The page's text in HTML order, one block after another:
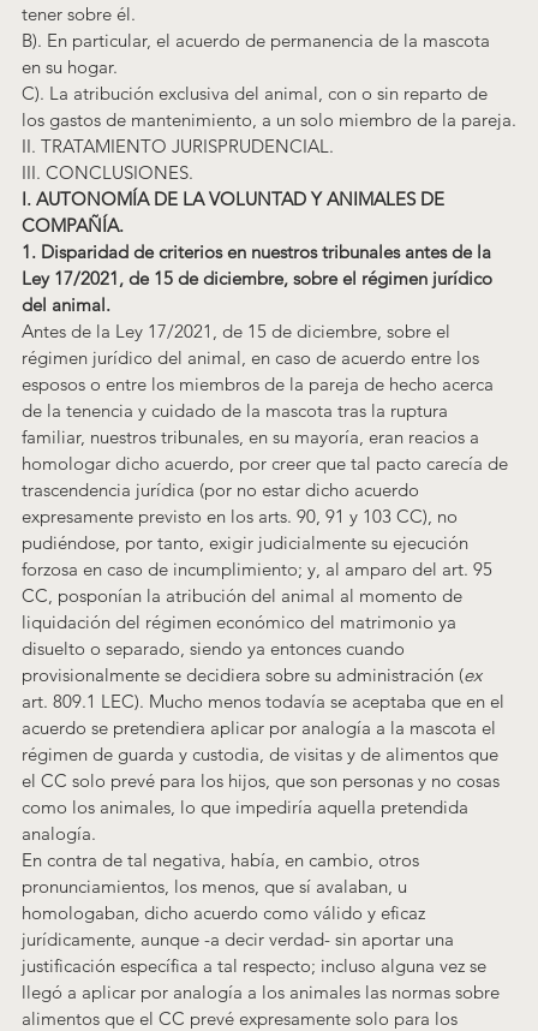
tener sobre él.
B). En particular, el acuerdo de permanencia de la mascota
en su hogar.
C). La atribución exclusiva del animal, con o sin reparto de
los gastos de mantenimiento, a un solo miembro de la pareja.
II. TRATAMIENTO JURISPRUDENCIAL.
III. CONCLUSIONES.
I. AUTONOMÍA DE LA VOLUNTAD Y ANIMALES DE
COMPAÑÍA.
1. Disparidad de criterios en nuestros tribunales antes de la
Ley 17/2021, de 15 de diciembre, sobre el régimen jurídico
del animal.
Antes de la Ley 17/2021, de 15 de diciembre, sobre el
régimen jurídico del animal, en caso de acuerdo entre los
esposos o entre los miembros de la pareja de hecho acerca
de la tenencia y cuidado de la mascota tras la ruptura
familiar, nuestros tribunales, en su mayoría, eran reacios a
homologar dicho acuerdo, por creer que tal pacto carecía de
trascendencia jurídica (por no estar dicho acuerdo
expresamente previsto en los arts. 90, 91 y 103 CC), no
pudiéndose, por tanto, exigir judicialmente su ejecución
forzosa en caso de incumplimiento; y, al amparo del art. 95
CC, posponían la atribución del animal al momento de
liquidación del régimen económico del matrimonio ya
disuelto o separado, siendo ya entonces cuando
provisionalmente se decidiera sobre su administración (ex
art. 809.1 LEC). Mucho menos todavía se aceptaba que en el
acuerdo se pretendiera aplicar por analogía a la mascota el
régimen de guarda y custodia, de visitas y de alimentos que
el CC solo prevé para los hijos, que son personas y no cosas
como los animales, lo que impediría aquella pretendida
analogía.
En contra de tal negativa, había, en cambio, otros
pronunciamientos, los menos, que sí avalaban, u
homologaban, dicho acuerdo como válido y eficaz
jurídicamente, aunque -a decir verdad- sin aportar una
justificación específica a tal respecto; incluso alguna vez se
llegó a aplicar por analogía a los animales las normas sobre
alimentos que el CC prevé expresamente solo para los